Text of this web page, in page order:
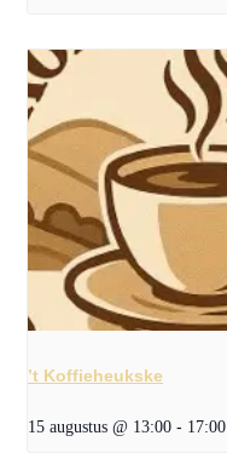
’t Koffieheukske
15 augustus @ 13:00 - 17:00